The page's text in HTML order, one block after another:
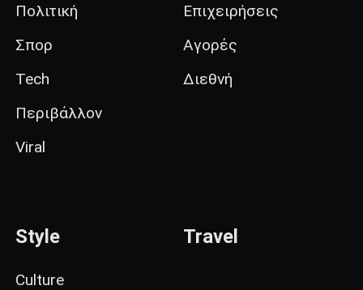
Πολιτική
Σπορ
Tech
Περιβάλλον
Viral
Επιχειρήσεις
Αγορές
Διεθνή
Style
Culture
Travel